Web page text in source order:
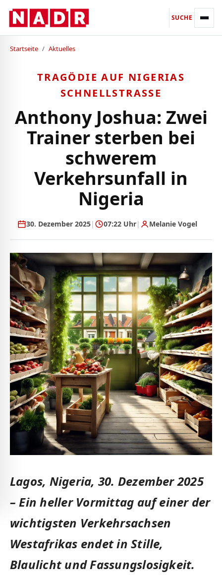
SUCHE
Startseite / Aktuelles
TRAGÖDIE AUF NIGERIAS
SCHNELLSTRASSE
Anthony Joshua: Zwei
Trainer sterben bei
schwerem
Verkehrsunfall in
Nigeria
30. Dezember 2025| 07:22 Uhr| Melanie Vogel
Lagos, Nigeria, 30. Dezember 2025
– Ein heller Vormittag auf einer der
wichtigsten Verkehrsachsen
Westafrikas endet in Stille,
Blaulicht und Fassungslosigkeit.